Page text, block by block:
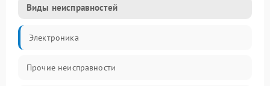
Виды неисправностей
Электроника
Прочие неисправности